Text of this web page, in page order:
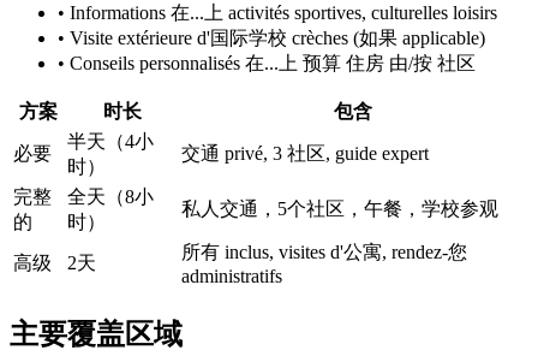
• Informations 在...上 activités sportives, culturelles loisirs
• Visite extérieure d'国际学校 crèches (如果 applicable)
• Conseils personnalisés 在...上 预算 住房 由/按 社区
方案 时长 包含
必要
半天（4小
时）
交通 privé, 3 社区, guide expert
完整
的
全天（8小
时）
私人交通，5个社区，午餐，学校参观
高级 2天
所有 inclus, visites d'公寓, rendez-您
administratifs
主要覆盖区域